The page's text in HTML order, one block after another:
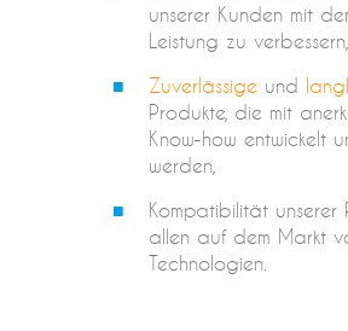
unserer Kunden mit
Leistung zu verbessern,
Zuverlässige und
Produkte, die mit
Know-how entwickelt
werden,
Kompatibilität unserer
allen auf dem Markt
Technologien.